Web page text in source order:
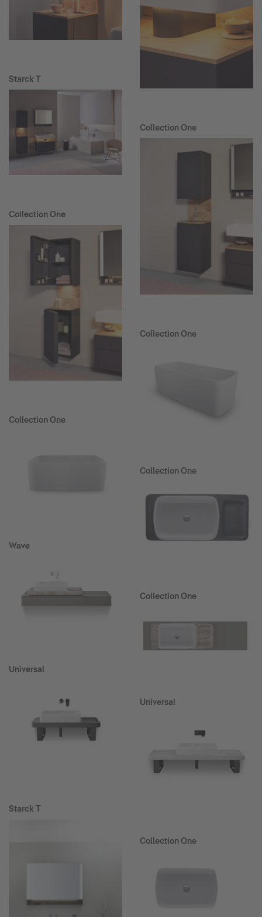
Starck T
Collection One
Collection One
Wave
Universal
Starck T
Collection One
Collection One
Collection One
Collection One
Universal
Collection One